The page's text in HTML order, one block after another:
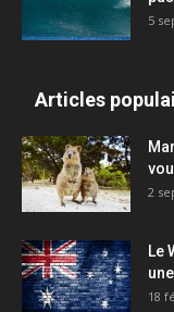
5
Articles
2
Le
18